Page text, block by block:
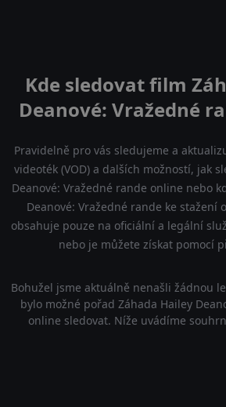
Kde sledovat film
Deanové: Vražedné
Pravidelně pro vás sledujeme a
videoték (VOD) a dalších možností, jak
Deanové: Vražedné rande online nebo
Deanové: Vražedné rande ke stažení
obsahuje pouze na oficiální a legální
nebo je můžete získat pomocí
Bohužel jsme aktuálně nenašli žádnou
bylo možné pořad Záhada Hailey
online sledovat. Níže uvádíme